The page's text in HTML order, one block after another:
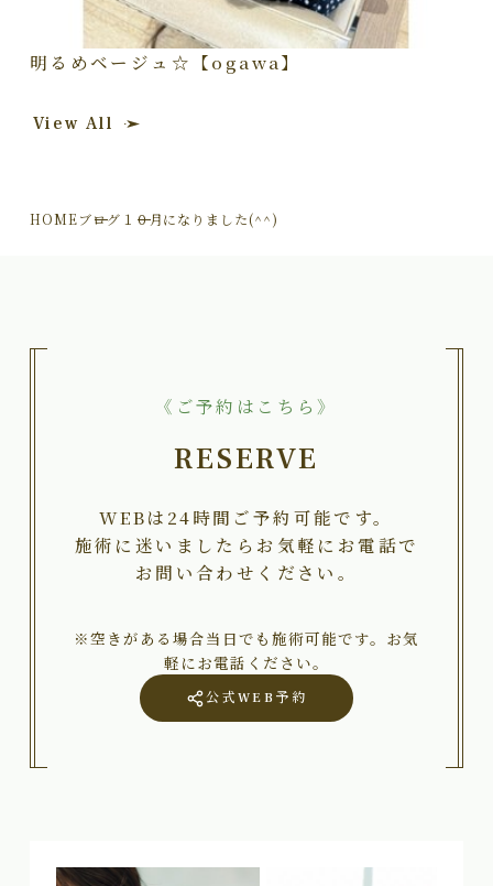
明るめベージュ☆【ogawa】
View All
HOMEブログ １０月になりました(^^)
《ご予約はこちら》
RESERVE
WEBは24時間ご予約可能です。
施術に迷いましたらお気軽にお電話で
お問い合わせください。
※空きがある場合当日でも施術可能です。お気
軽にお電話ください。
公式WEB予約